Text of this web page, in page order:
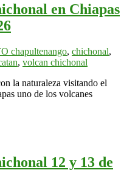
en Chiapas
chapultenango, chichonal,
, volcan chichonal
la naturaleza visitando el
uno de los volcanes
12 y 13 de